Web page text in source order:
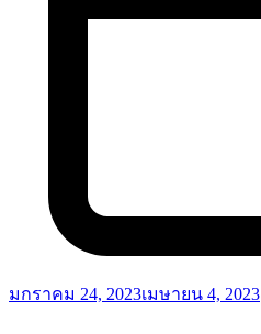
มกราคม 24, 2023เมษายน 4, 2023